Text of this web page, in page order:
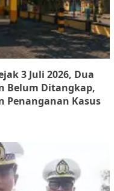
3 Juli 2026, Dua
Belum Ditangkap,
Penanganan Kasus